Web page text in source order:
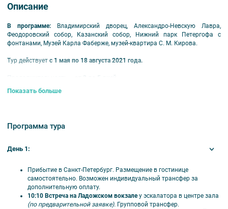
Описание
В программе: Владимирский дворец, Александро-Невскую Лавра,
Феодоровский собор, Казанский собор, Нижний парк Петергофа с
фонтанами, Музей Карла Фаберже, музей-квартира С. М. Кирова.
Тур действует с 1 мая по 18 августа 2021 года.
Размещение в гостиницах:
Питание: завтраки со второго дня тура.
Бонус.
Показать больше
Программа тура
День 1:
Прибытие в Санкт-Петербург. Размещение в гостинице
самостоятельно. Возможен индивидуальный трансфер за
дополнительную оплату.
10:10 Встреча на Ладожском вокзалеу эскалатора в центре зала
(по предварительной заявке). Групповой трансфер.